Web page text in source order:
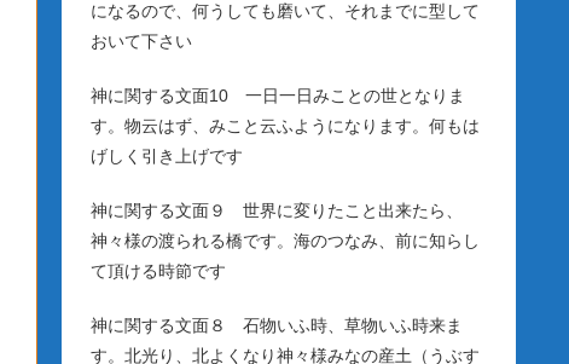
になるので、何うしても磨いて、それまでに型して
おいて下さい
神に関する文面10 一日一日みことの世となりま
す。物云はず、みこと云ふようになります。何もは
げしく引き上げです
神に関する文面９ 世界に変りたこと出来たら、
神々様の渡られる橋です。海のつなみ、前に知らし
て頂ける時節です
神に関する文面８ 石物いふ時、草物いふ時来ま
す。北光り、北よくなり神々様みなの産土（うぶす